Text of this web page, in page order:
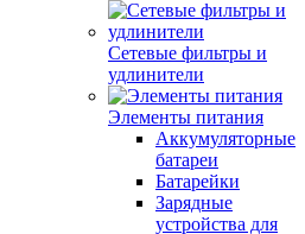
Сетевые фильтры и
удлинители
Элементы питания
Аккумуляторные
батареи
Батарейки
Зарядные
устройства для